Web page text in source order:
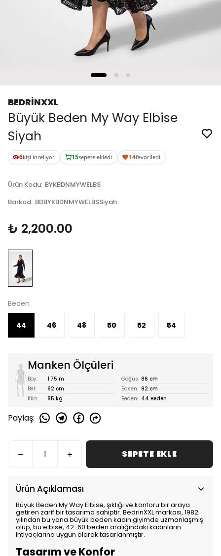
BEDRİNXXL
Büyük Beden My Way Elbise
Siyah
6kişi inceliyor 15sepete ekledi 14favoriledi
Ürün Kodu: BYKBDNMYWELBS
Barkod: BDBYKBDNMYWELBSSiyah
₺ 2,200.00
Beden
44 46 48 50 52 54
Manken Ölçüleri
Boy: 1.75 m Göğüs: 86 cm
Bel:
62 cm Basen: 92 cm
Kilo:
85 kg Beden: 44 Beden
Paylaş:
SEPETE EKLE
Ürün Açıklaması
Büyük Beden My Way Elbise, şıklığı ve konforu bir araya
getiren zarif bir tasarıma sahiptir. BedrinXXL markası, 1982
yılından bu yana büyük beden kadın giyimde uzmanlaşmış
olup, bu elbise, 42-60 beden aralığındaki kadınların
ihtiyaçlarına uygun olarak tasarlanmıştır.
Tasarım ve Konfor